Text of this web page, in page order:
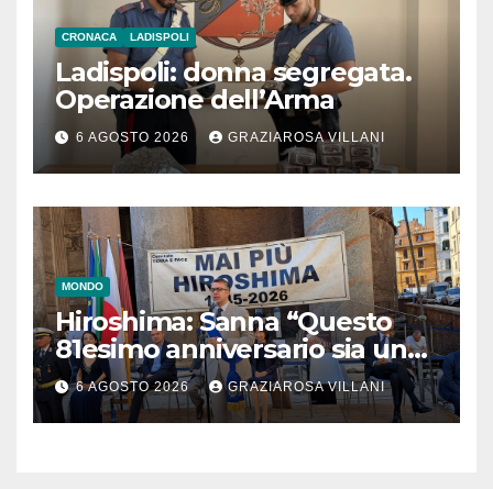
CRONACA LADISPOLI
Ladispoli: donna segregata.
Operazione dell’Arma
6 AGOSTO 2026 GRAZIAROSA VILLANI
MONDO
Hiroshima: Sanna “Questo
81esimo anniversario sia un
monito per tutti”
6 AGOSTO 2026 GRAZIAROSA VILLANI